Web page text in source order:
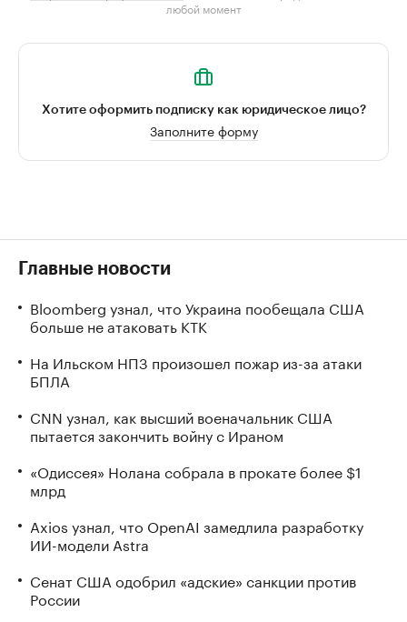
любой момент
Хотите оформить подписку как юридическое лицо?
Заполните форму
Главные новости
Bloomberg узнал, что Украина пообещала США
больше не атаковать КТК
На Ильском НПЗ произошел пожар из-за атаки
БПЛА
CNN узнал, как высший военачальник США
пытается закончить войну с Ираном
«Одиссея» Нолана собрала в прокате более $1
млрд
Axios узнал, что OpenAI замедлила разработку
ИИ-модели Astra
Сенат США одобрил «адские» санкции против
России